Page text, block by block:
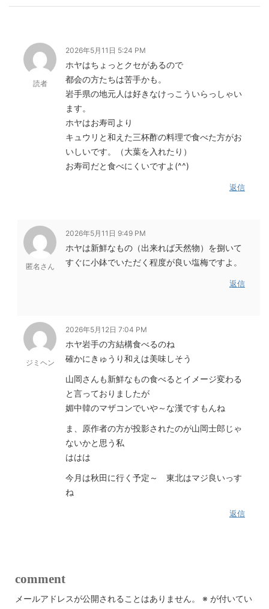
読者
2026年5月11日 5:24 PM
ホヤはちょっとクセがあるので
都会の方たちは苦手かも。
岩手県の地元人は好きなけっこういらっしゃい
ます。
ホヤはお寿司より
キュウリと和えた三杯酢の料理で食べた方がお
いしいです。（大葉を入れたり）
お寿司だと食べにくいですよ(^^)
返信
匿名さん
2026年5月11日 9:49 PM
ホヤは新鮮なもの（出来れば天然物）を捌いて
すぐに小鉢でいただく程度が良い塩梅ですよ。
返信
ジミヘン
2026年5月12日 7:04 PM
ホヤ岩手の方結構食べるのね
確かにきゅうり和えは美味しそう
山岡さんも新鮮なもの食べるとイメージ変わる
と言っておりましたが
媚中韓のマザコンでいや～な漢ですもんね
ま、原作者の方が投影されたのが山岡士郎じゃ
ないかと思う私
ははは
今月は秋田に行く予定～ 東北はマジ良いっす
ね
返信
comment
メールアドレスが公開されることはありません。 ※ が付いてい